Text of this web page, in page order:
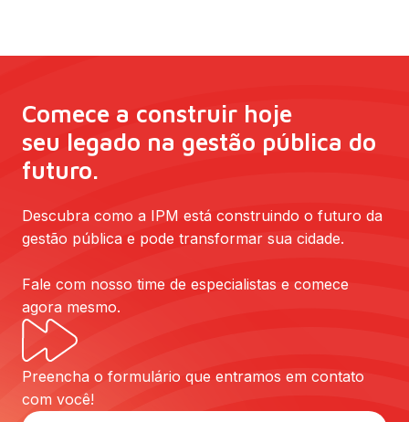
Comece a construir hoje
seu legado na gestão pública do
futuro.
Descubra como a IPM está construindo o futuro da
gestão pública e pode transformar sua cidade.
Fale com nosso time de especialistas e comece
agora mesmo.
Preencha o formulário que entramos em contato
com você!